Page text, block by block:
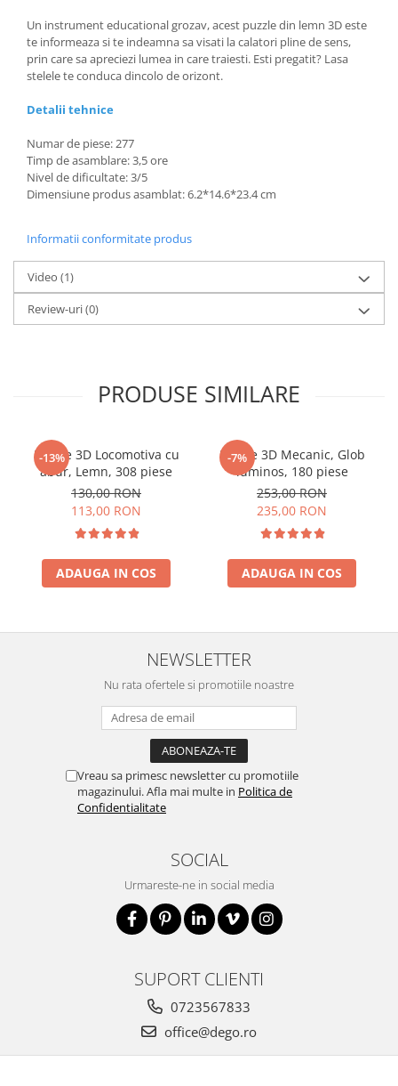
Un instrument educational grozav, acest puzzle din lemn 3D este
te informeaza si te indeamna sa visati la calatori pline de sens,
prin care sa apreciezi lumea in care traiesti. Esti pregatit? Lasa
stelele te conduca dincolo de orizont.
Detalii tehnice
Numar de piese: 277
Timp de asamblare: 3,5 ore
Nivel de dificultate: 3/5
Dimensiune produs asamblat: 6.2*14.6*23.4 cm
Informatii conformitate produs
Video (1)
Review-uri(0)
PRODUSE SIMILARE
-13%
Puzzle 3D Locomotiva cu
abur, Lemn, 308 piese
130,00 RON
113,00 RON
ADAUGA IN COS
-7%
Puzzle 3D Mecanic, Glob
luminos, 180 piese
253,00 RON
235,00 RON
ADAUGA IN COS
NEWSLETTER
Nu rata ofertele si promotiile noastre
Vreau sa primesc newsletter cu promotiile
magazinului. Afla mai multe in Politica de
Confidentialitate
SOCIAL
Urmareste-ne in social media
SUPORT CLIENTI
0723567833
office@dego.ro